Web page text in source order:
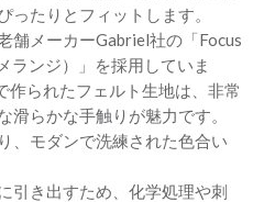
ったりとフィットします。
舗メーカーGabriel社の「Focus
ランジ）」を採用していま
作られたフェルト生地は、非常
滑らかな手触りが魅力です。
、モダンで洗練された色合い
引き出すため、化学処理や刺